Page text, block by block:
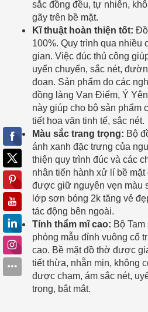
sắc đồng đều, tự nhiên,
gãy trên bề mặt.
Kĩ thuật hoàn thiện tốt:
100%. Quy trình qua nhiều
gian. Việc đúc thủ công
uyển chuyển, sắc nét,
đoạn. Sản phẩm do các
đồng làng Vạn Điểm, Ý
này giúp cho bộ sản phẩm
tiết hoa văn tinh tế, sắc nét.
Màu sắc trang trọng: Bộ
ánh xanh đặc trưng của
thiện quy trình đúc và các
nhân tiến hành xử lí bề
được giữ nguyên vẹn màu
lớp sơn bóng 2k tăng vẻ
tác động bên ngoài.
Tính thẩm mĩ cao: Bộ
phỏng mẫu đỉnh vuông cổ
cao. Bề mặt đồ thờ được
tiết thừa, nhẵn mịn, không
được chạm, ám sắc nét,
trọng, bắt mắt.